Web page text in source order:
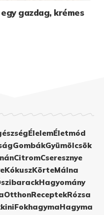
gazdag, krémes
ÉlelemÉletmód
GombákGyümölcsök
CitromCseresznye
KókuszKörteMálna
Hagyomány
OtthonReceptekRózsa
FokhagymaHagyma